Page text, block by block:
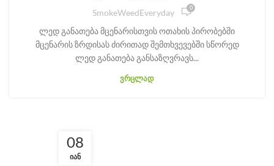
SmokeWeedEveryday 0
ლედ განათება მცენარისთვის ოთახის პირობებში
მცენარის ზრდისას ძირითად შემთხვევებში სწორედ
ლედ განათება განსაზღვრავს...
ᲕᲠᲪᲚᲐᲓ
08
ᲘᲐᲜ